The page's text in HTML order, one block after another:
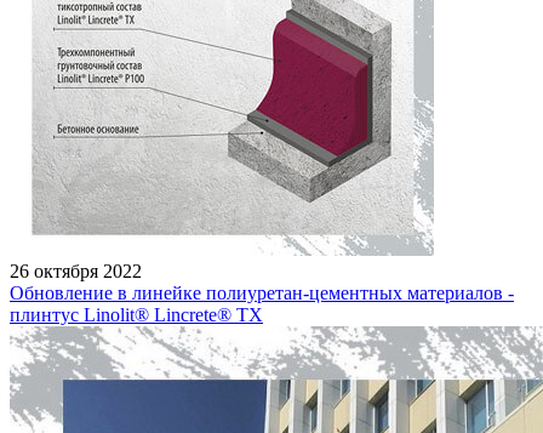
26 октября 2022
Обновление в линейке полиуретан-цементных материалов -
плинтус Linolit® Lincrete® ТХ